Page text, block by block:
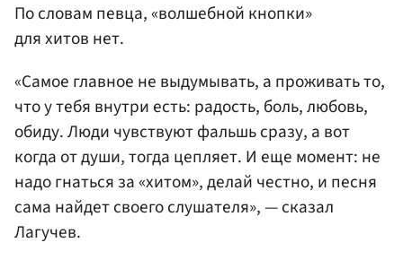
По словам певца, «волшебной кнопки»
для хитов нет.
«Самое главное не выдумывать, а проживать то,
что у тебя внутри есть: радость, боль, любовь,
обиду. Люди чувствуют фальшь сразу, а вот
когда от души, тогда цепляет. И еще момент: не
надо гнаться за «хитом», делай честно, и песня
сама найдет своего слушателя», — сказал
Лагучев.